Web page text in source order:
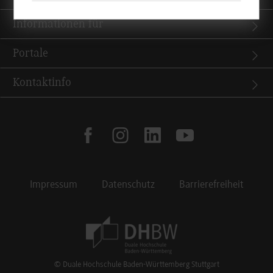
Informationen für
Portale
Kontaktinfo
facebookinstagramlinkedinyoutube
Impressum Datenschutz Barrierefreiheit
© Duale Hochschule Baden-Württemberg Stuttgart